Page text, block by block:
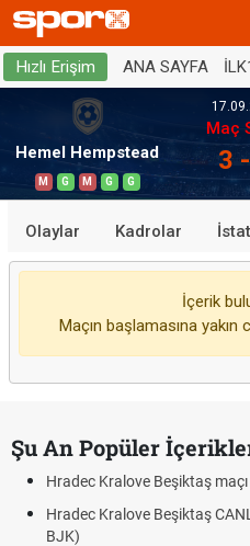
Hızlı Erişim ANA SAYFA
Hemel Hempstead
M G M G G
Maç
3
Olaylar Kadrolar
İçerik
Maçın başlamasına yakın
Şu An Popüler
Hradec Kralove Beşiktaş
Hradec Kralove Beşiktaş
BJK)